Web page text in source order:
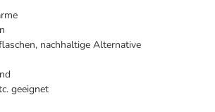
nachhaltige Alternative
geeignet